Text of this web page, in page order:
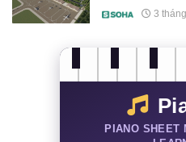
3
PIANO SHEET